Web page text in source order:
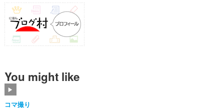
You might like
コマ撮り